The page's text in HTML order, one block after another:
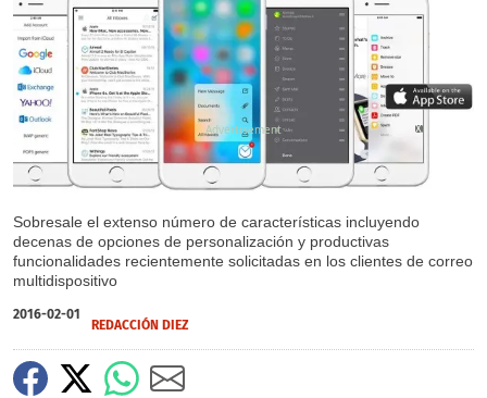
Sobresale el extenso número de características incluyendo
decenas de opciones de personalización y productivas
funcionalidades recientemente solicitadas en los clientes de correo
multidispositivo
X
2016-02-01
REDACCIÓN DIEZ